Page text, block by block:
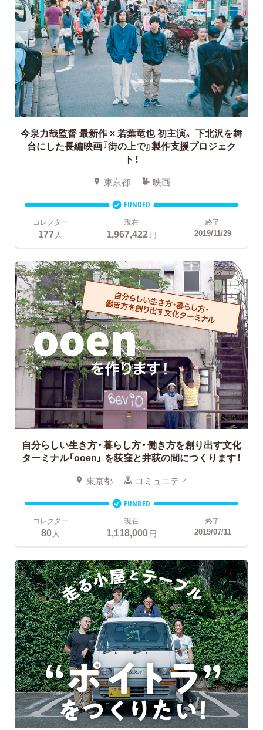
今泉力哉監督 最新作 × 若葉竜也 初主演。 下北沢を舞
台にした長編映画『街の上で』製作支援プロジェク
ト！
東京都 映画
FUNDED
コレクター
177人
現在
1,967,422円
終了
2019/11/29
自分らしい生き方・暮らし方・働き方を創り出す文化
ターミナル「ooen」 を荻窪と井荻の間につくります！
東京都 コミュニティ
FUNDED
コレクター
80人
現在
1,118,000円
終了
2019/07/11